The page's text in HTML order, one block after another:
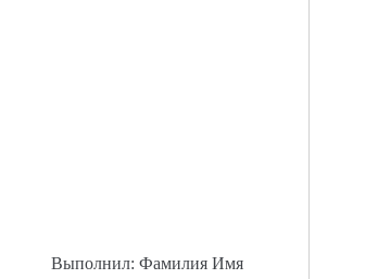
Выполнил: Фамилия Имя